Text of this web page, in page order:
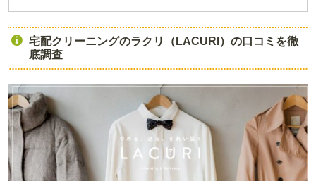
宅配クリーニングのラクリ（LACURI）の口コミを徹
底調査